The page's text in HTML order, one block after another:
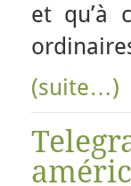
et qu’à
(suite…)